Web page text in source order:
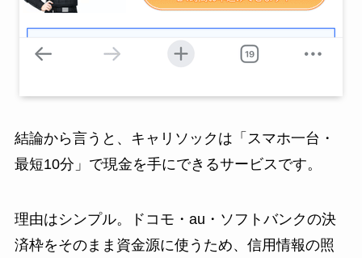
結論から言うと、キャリソックは「スマホ一台・
最短10分」で現金を手にできるサービスです。
理由はシンプル。ドコモ・au・ソフトバンクの決
済枠をそのまま資金源に使うため、信用情報の照